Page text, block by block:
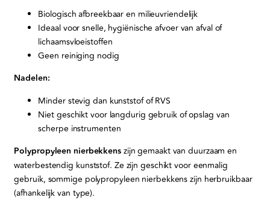
Biologisch afbreekbaar en milieuvriendelijk
Ideaal voor snelle, hygiënische afvoer van afval of
lichaamsvloeistoffen
Geen reiniging nodig
Nadelen:
Minder stevig dan kunststof of RVS
Niet geschikt voor langdurig gebruik of opslag van
scherpe instrumenten
Polypropyleen nierbekkenszijn gemaakt van duurzaam en
waterbestendig kunststof. Ze zijn geschikt voor eenmalig
gebruik, sommige polypropyleen nierbekkens zijn herbruikbaar
(afhankelijk van type).